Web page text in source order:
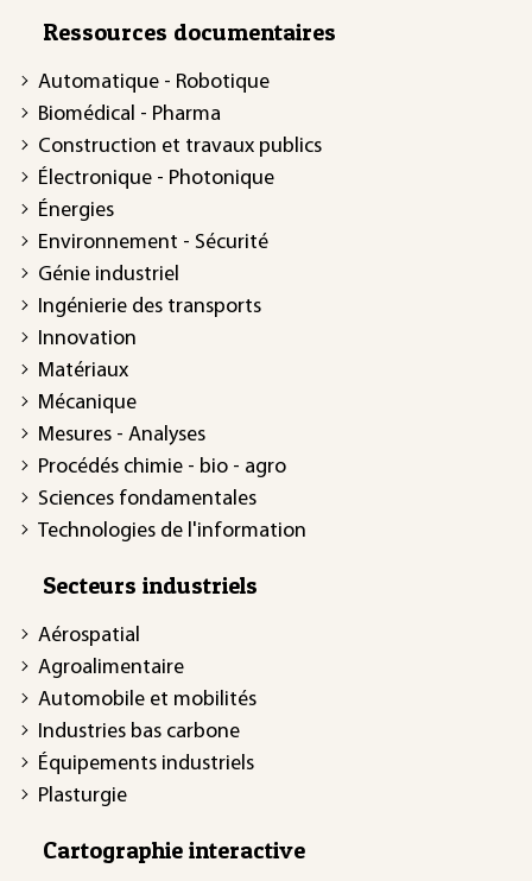
Ressources documentaires
Automatique - Robotique
Biomédical - Pharma
Construction et travaux publics
Électronique - Photonique
Énergies
Environnement - Sécurité
Génie industriel
Ingénierie des transports
Innovation
Matériaux
Mécanique
Mesures - Analyses
Procédés chimie - bio - agro
Sciences fondamentales
Technologies de l'information
Secteurs industriels
Aérospatial
Agroalimentaire
Automobile et mobilités
Industries bas carbone
Équipements industriels
Plasturgie
Cartographie interactive